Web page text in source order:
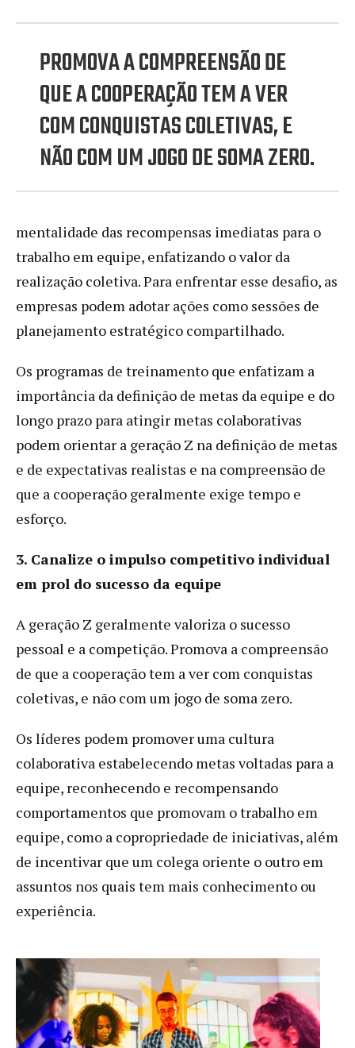
PROMOVA A COMPREENSÃO DE
QUE A COOPERAÇÃO TEM A VER
COM CONQUISTAS COLETIVAS, E
NÃO COM UM JOGO DE SOMA ZERO.
mentalidade das recompensas imediatas para o
trabalho em equipe, enfatizando o valor da
realização coletiva. Para enfrentar esse desafio, as
empresas podem adotar ações como sessões de
planejamento estratégico compartilhado.
Os programas de treinamento que enfatizam a
importância da definição de metas da equipe e do
longo prazo para atingir metas colaborativas
podem orientar a geração Z na definição de metas
e de expectativas realistas e na compreensão de
que a cooperação geralmente exige tempo e
esforço.
3. Canalize o impulso competitivo individual
em prol do sucesso da equipe
A geração Z geralmente valoriza o sucesso
pessoal e a competição. Promova a compreensão
de que a cooperação tem a ver com conquistas
coletivas, e não com um jogo de soma zero.
Os líderes podem promover uma cultura
colaborativa estabelecendo metas voltadas para a
equipe, reconhecendo e recompensando
comportamentos que promovam o trabalho em
equipe, como a copropriedade de iniciativas, além
de incentivar que um colega oriente o outro em
assuntos nos quais tem mais conhecimento ou
experiência.